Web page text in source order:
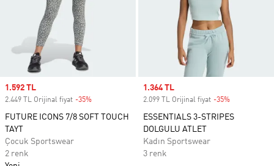
Sale price
1.592 TL
2.449 TL Orijinal fiyat -35%
FUTURE ICONS 7/8 SOFT TOUCH
TAYT
Çocuk Sportswear
2 renk
Sale price
1.364 TL
2.099 TL Orijinal fiyat -35%
ESSENTIALS 3-STRIPES
DOLGULU ATLET
Kadın Sportswear
3 renk